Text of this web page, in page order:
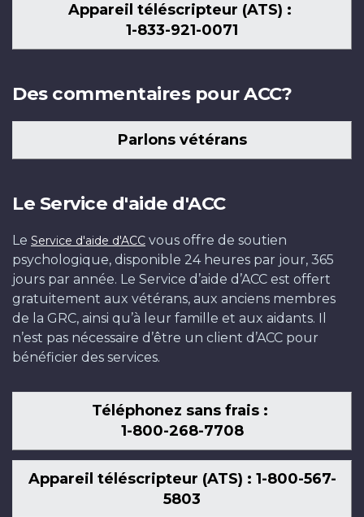
Appareil téléscripteur (ATS) :
1-833-921-0071
Des commentaires pour ACC?
Parlons vétérans
Le Service d'aide d'ACC
Le Service d'aide d'ACC vous offre de soutien
psychologique, disponible 24 heures par jour, 365
jours par année. Le Service d’aide d’ACC est offert
gratuitement aux vétérans, aux anciens membres
de la GRC, ainsi qu’à leur famille et aux aidants. Il
n’est pas nécessaire d’être un client d’ACC pour
bénéficier des services.
Téléphonez sans frais :
1-800-268-7708
Appareil téléscripteur (ATS) : 1-800-567-
5803